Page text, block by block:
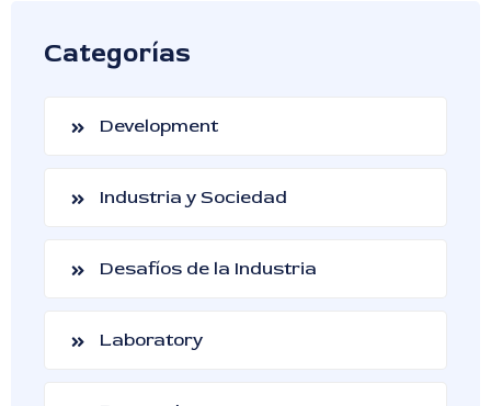
Categorías
Development
Industria y Sociedad
Desafíos de la Industria
Laboratory